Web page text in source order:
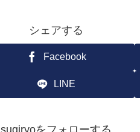
シェアする
Facebook
LINE
sugiryoをフォローする